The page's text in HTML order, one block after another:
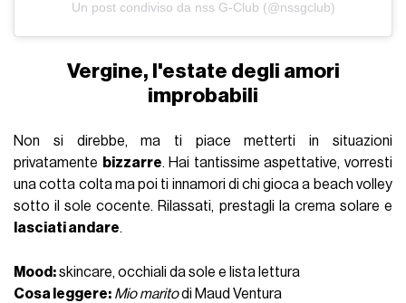
Un post condiviso da nss G-Club (@nssgclub)
Vergine, l'estate degli amori
improbabili
Non si direbbe, ma ti piace metterti in situazioni
privatamente bizzarre. Hai tantissime aspettative, vorresti
una cotta colta ma poi ti innamori di chi gioca a beach volley
sotto il sole cocente. Rilassati, prestagli la crema solare e
lasciati andare.
Mood:skincare, occhiali da sole e lista lettura
Cosa leggere: Mio maritodi Maud Ventura